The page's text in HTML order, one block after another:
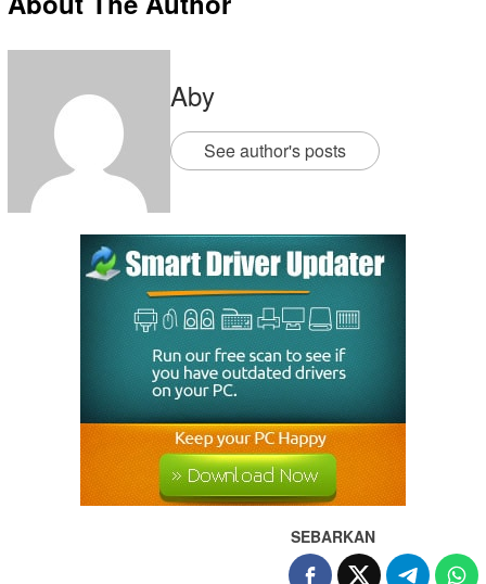
Aby
See author's posts
SEBARKAN